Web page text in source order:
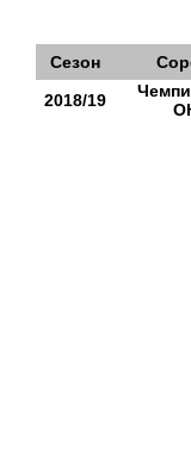
Сезон
2018/19